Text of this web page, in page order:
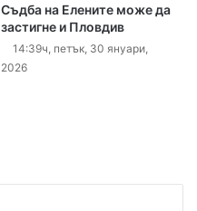
Съдба на Елените може да
застигне и Пловдив
14:39ч, петък, 30 януари,
2026